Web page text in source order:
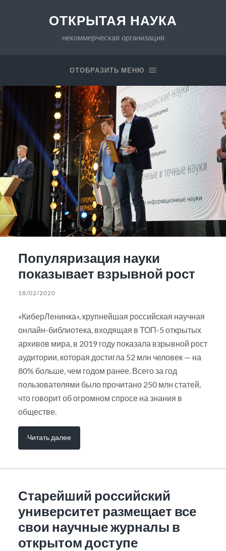
ОТКРЫТАЯ НАУКА
некоммерческая организация
ОТОБРАЗИТЬ МЕНЮ
Популяризация науки
показывает взрывной рост
18/02/2020
«КиберЛенинка», крупнейшая российская научная
онлайн-библиотека, входящая в ТОП-5 открытых
архивов мира, в 2019 году показала взрывной рост
аудитории, которая достигла 52 млн человек — на
80% больше, чем годом ранее. Всего за год
пользователями было прочитано 250 млн статей,
что говорит об огромном спросе на знания в
обществе.
Читать далее
Старейший российский
университет размещает все
свои научные журналы в
открытом доступе